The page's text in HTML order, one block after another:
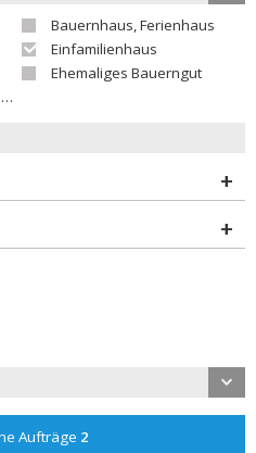
Bauernhaus, Ferienhaus
Einfamilienhaus
Ehemaliges Bauerngut
Aufträge 2